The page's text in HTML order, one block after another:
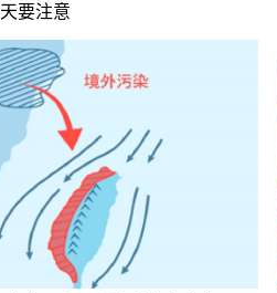
要注意